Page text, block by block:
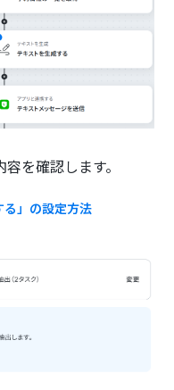
を確認します。
る」の設定方法